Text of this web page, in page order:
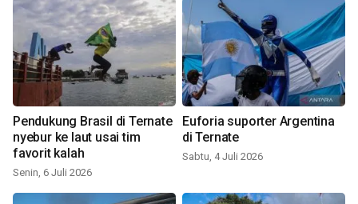
Pendukung Brasil di Ternate
nyebur ke laut usai tim
favorit kalah
Senin, 6 Juli 2026
Euforia suporter Argentina
di Ternate
Sabtu, 4 Juli 2026